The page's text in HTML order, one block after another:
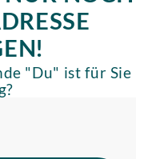
"Du" ist für Sie